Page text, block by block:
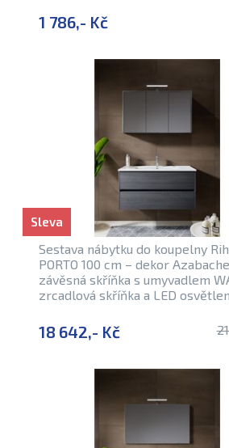
1 786,- Kč
Sestava nábytku do koupelny
PORTO 100 cm – dekor
závěsná skříňka s umyvadlem
zrcadlová skříňka a LED
18 642,- Kč
Sleva